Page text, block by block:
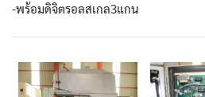
-พร้อมดิจิตรอลสเกล3แกน